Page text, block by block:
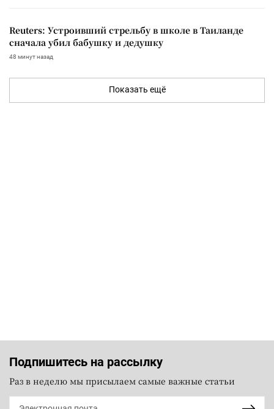
Reuters: Устроивший стрельбу в школе в Таиланде
сначала убил бабушку и дедушку
48 минут назад
Показать ещё
Подпишитесь на рассылку
Раз в неделю мы присылаем самые важные статьи